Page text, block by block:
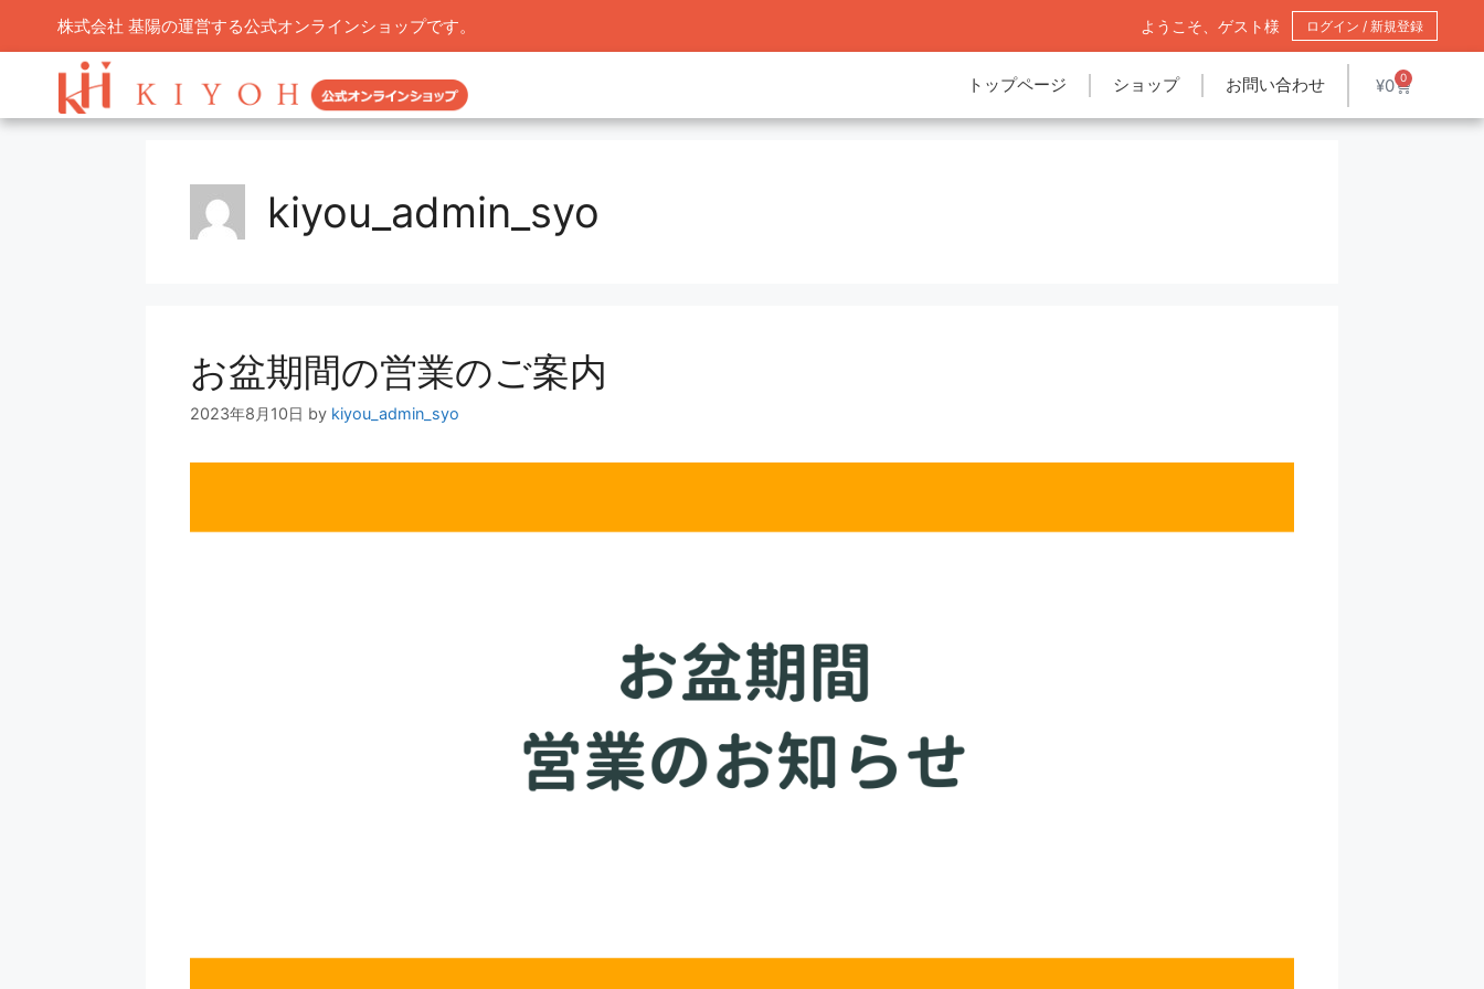
株式会社 基陽の運営する公式オンラインショップです。 ようこそ、ゲスト様 ログイン / 新規登録
トップページ ショップ お問い合わせ ¥0 0
kiyou_admin_syo
お盆期間の営業のご案内
2023年8月10日 by kiyou_admin_syo